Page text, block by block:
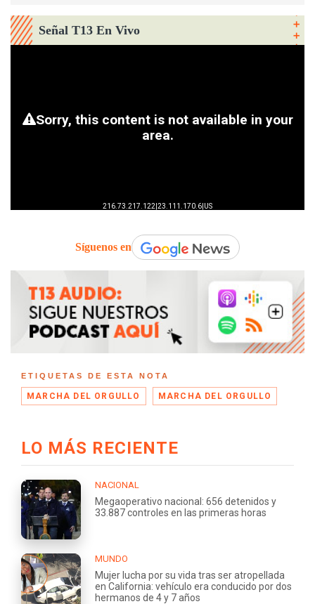
Señal T13 En Vivo
Síguenos en
ETIQUETAS DE ESTA NOTA
MARCHA DEL ORGULLO MARCHA DEL ORGULLO
LO MÁS RECIENTE
NACIONAL
Megaoperativo nacional: 656 detenidos y
33.887 controles en las primeras horas
MUNDO
Mujer lucha por su vida tras ser atropellada
en California: vehículo era conducido por dos
hermanos de 4 y 7 años